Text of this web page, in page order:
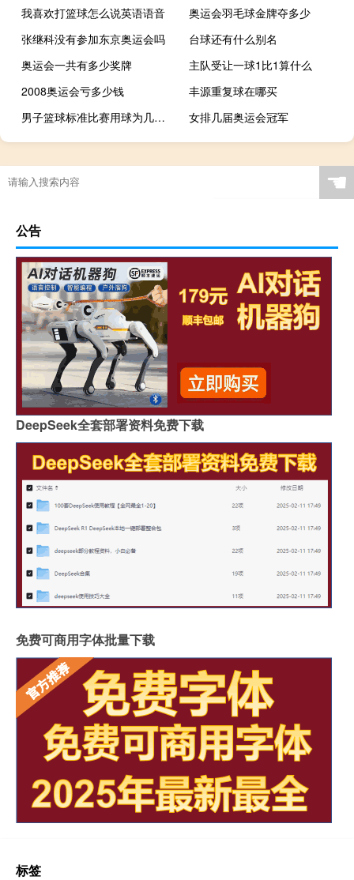
我喜欢打篮球怎么说英语语音
奥运会羽毛球金牌夺多少
张继科没有参加东京奥运会吗
台球还有什么别名
奥运会一共有多少奖牌
主队受让一球1比1算什么
2008奥运会亏多少钱
丰源重复球在哪买
男子篮球标准比赛用球为几号球
女排几届奥运会冠军
☚
公告
DeepSeek全套部署资料免费下载
免费可商用字体批量下载
标签